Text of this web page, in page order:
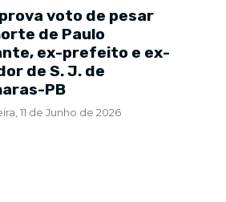
ordinárias após
com análise de
voto de pesar
de Paulo
ex-prefeito e ex-
de S. J. de
PB
11 de Junho de 2026